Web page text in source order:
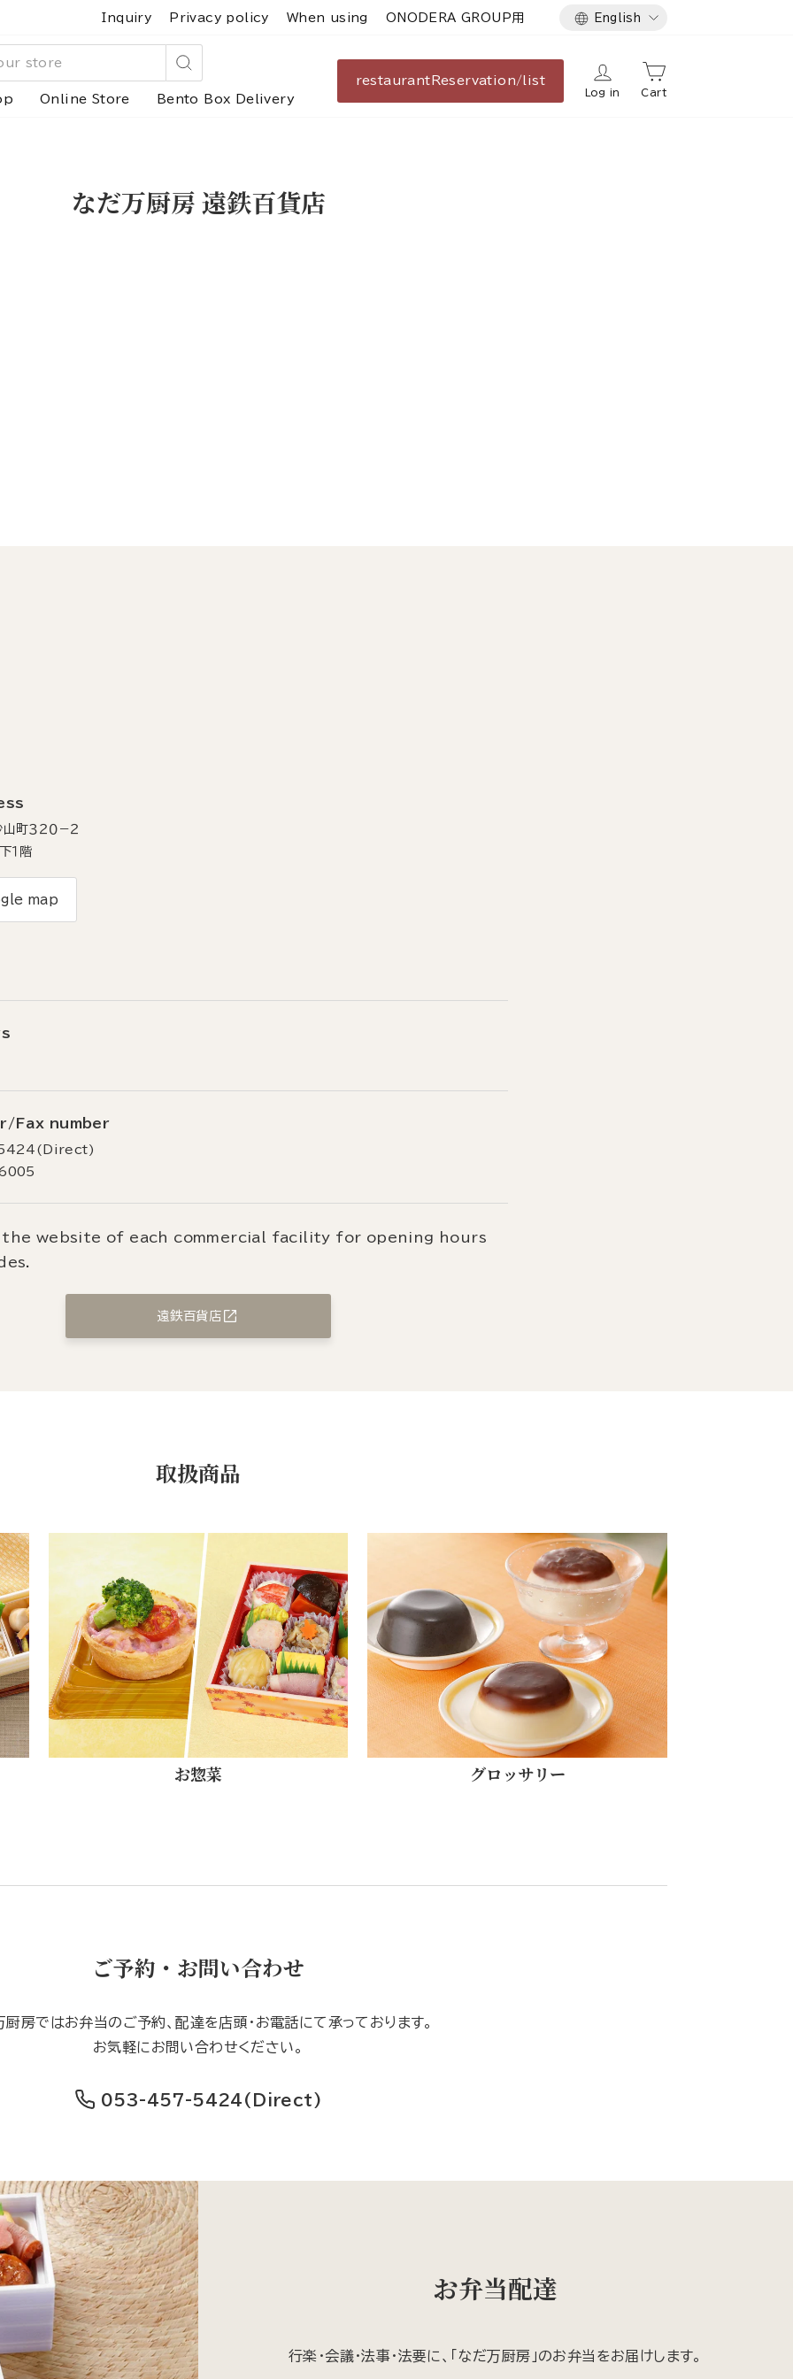
Inquiry Privacy policy When using ONODERA GROUP用 Language
English
Search
Online Store Bento Box Delivery
restaurant Reservation/list
Log in Cart
なだ万厨房 遠鉄百貨店
町３２０−２
１階
map
Fax number
the website of each commercial facility for opening hours
遠鉄百貨店
取扱商品
お惣菜 グロッサリー
ご予約・お問い合わせ
厨房ではお弁当のご予約、配達を店頭・お電話にて承っております。
お気軽にお問い合わせください。
053-457-5424 (Direct)
お弁当配達
行楽・会議・法事・法要に、「なだ万厨房」のお弁当をお届けします。